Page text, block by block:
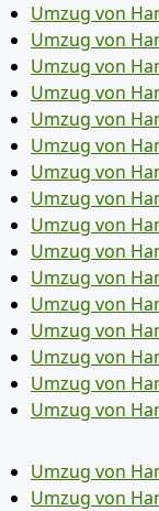
Umzug von
Umzug von
Umzug von
Umzug von
Umzug von
Umzug von
Umzug von
Umzug von
Umzug von
Umzug von
Umzug von
Umzug von
Umzug von
Umzug von
Umzug von
Umzug von
Umzug von
Umzug von